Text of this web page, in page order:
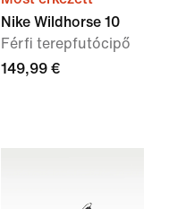
Nike Wildhorse 10
Férfi terepfutócipő
149,99 €